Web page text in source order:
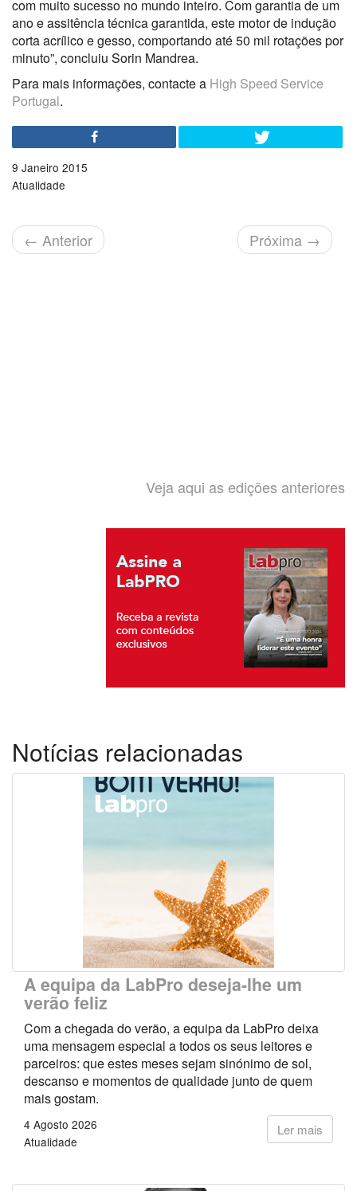
com muito sucesso no mundo inteiro. Com garantia de um
ano e assitência técnica garantida, este motor de indução
corta acrílico e gesso, comportando até 50 mil rotações por
minuto”, concluiu Sorin Mandrea.
Para mais informações, contacte a High Speed Service
Portugal.
9 Janeiro 2015
Atualidade
← Anterior Próxima →
Veja aqui as edições anteriores
Notícias relacionadas
A equipa da LabPro deseja-lhe um
verão feliz
Com a chegada do verão, a equipa da LabPro deixa
uma mensagem especial a todos os seus leitores e
parceiros: que estes meses sejam sinónimo de sol,
descanso e momentos de qualidade junto de quem
mais gostam.
Ler mais
4 Agosto 2026
Atualidade